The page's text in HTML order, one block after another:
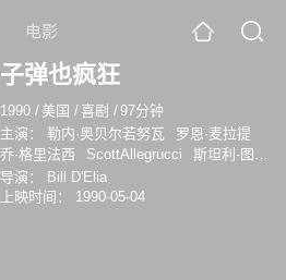
电影
子弹也疯狂
1990 / 美国 /喜剧 /97分钟
主演：
勒内·奥贝尔若努瓦
罗恩·麦拉提
乔·格里法西
ScottAllegrucci
斯坦利·图
齐
大卫·斯特雷泽恩
Josh Lozoff
Michael Stanton Kennedy
导演：
Bill D'Elia
上映时间：
1990-05-04